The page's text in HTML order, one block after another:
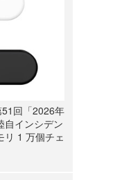
回「2026年
自インシデン
リ 1 万個チェ